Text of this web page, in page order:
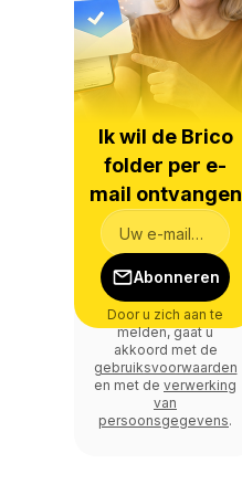
Ik wil de Brico
folder per e-
mail ontvangen
Abonneren
Door u zich aan te
melden, gaat u
akkoord met de
gebruiksvoorwaarden
en met de verwerking
van
persoonsgegevens.